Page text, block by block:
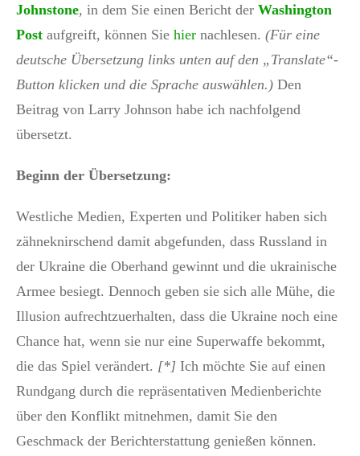
Johnstone, in dem Sie einen Bericht der Washington
Post aufgreift, können Sie hier nachlesen. (Für eine
deutsche Übersetzung links unten auf den „Translate“-
Button klicken und die Sprache auswählen.) Den
Beitrag von Larry Johnson habe ich nachfolgend
übersetzt.
Beginn der Übersetzung:
Westliche Medien, Experten und Politiker haben sich
zähneknirschend damit abgefunden, dass Russland in
der Ukraine die Oberhand gewinnt und die ukrainische
Armee besiegt. Dennoch geben sie sich alle Mühe, die
Illusion aufrechtzuerhalten, dass die Ukraine noch eine
Chance hat, wenn sie nur eine Superwaffe bekommt,
die das Spiel verändert. [*] Ich möchte Sie auf einen
Rundgang durch die repräsentativen Medienberichte
über den Konflikt mitnehmen, damit Sie den
Geschmack der Berichterstattung genießen können.